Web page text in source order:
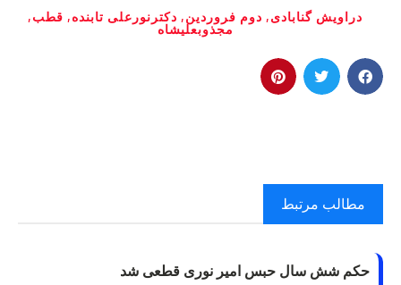
دراویش گنابادی, دوم فروردین, دکترنورعلی تابنده, قطب,
مجذوبعلیشاه
مطالب مرتبط
حکم شش سال حبس امیر نوری قطعی شد